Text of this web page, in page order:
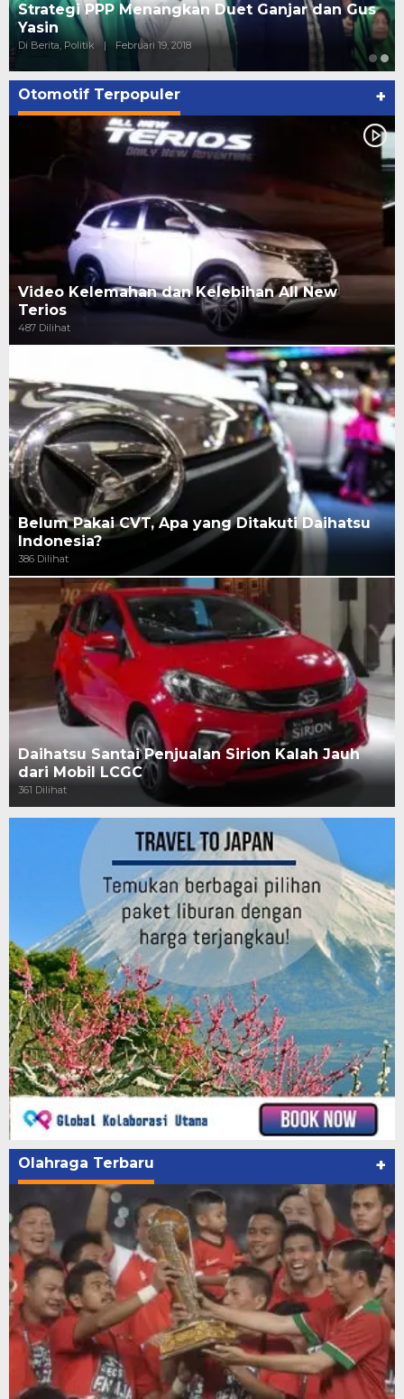
Strategi PPP Menangkan Duet Ganjar dan Gus
Yasin
Di Berita, Politik | Februari 19, 2018
Otomotif Terpopuler +
Video Kelemahan dan Kelebihan All New
Terios
487 Dilihat
Belum Pakai CVT, Apa yang Ditakuti Daihatsu
Indonesia?
386 Dilihat
Daihatsu Santai Penjualan Sirion Kalah Jauh
dari Mobil LCGC
361 Dilihat
Olahraga Terbaru +